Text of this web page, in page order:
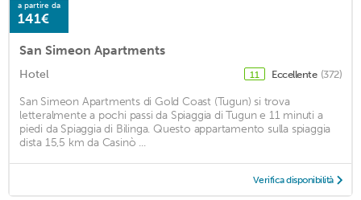
a partire da
141€
San Simeon Apartments
Hotel 11 Eccellente (372)
San Simeon Apartments di Gold Coast (Tugun) si trova
letteralmente a pochi passi da Spiaggia di Tugun e 11 minuti a
piedi da Spiaggia di Bilinga. Questo appartamento sulla spiaggia
dista 15,5 km da Casinò ...
Verifica disponibilità